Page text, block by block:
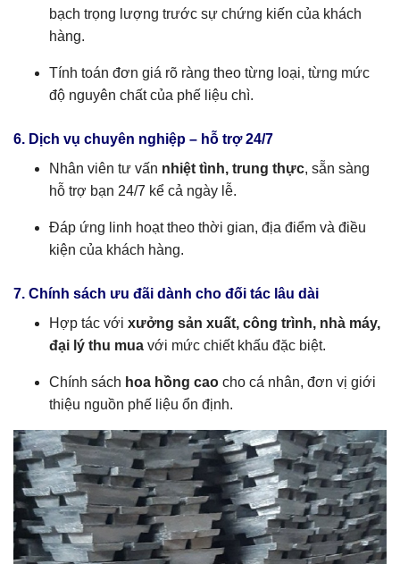
bạch trọng lượng trước sự chứng kiến của khách
hàng.
Tính toán đơn giá rõ ràng theo từng loại, từng mức
độ nguyên chất của phế liệu chì.
6. Dịch vụ chuyên nghiệp – hỗ trợ 24/7
Nhân viên tư vấn nhiệt tình, trung thực, sẵn sàng
hỗ trợ bạn 24/7 kể cả ngày lễ.
Đáp ứng linh hoạt theo thời gian, địa điểm và điều
kiện của khách hàng.
7. Chính sách ưu đãi dành cho đối tác lâu dài
Hợp tác với xưởng sản xuất, công trình, nhà máy,
đại lý thu mua với mức chiết khấu đặc biệt.
Chính sách hoa hồng cao cho cá nhân, đơn vị giới
thiệu nguồn phế liệu ổn định.